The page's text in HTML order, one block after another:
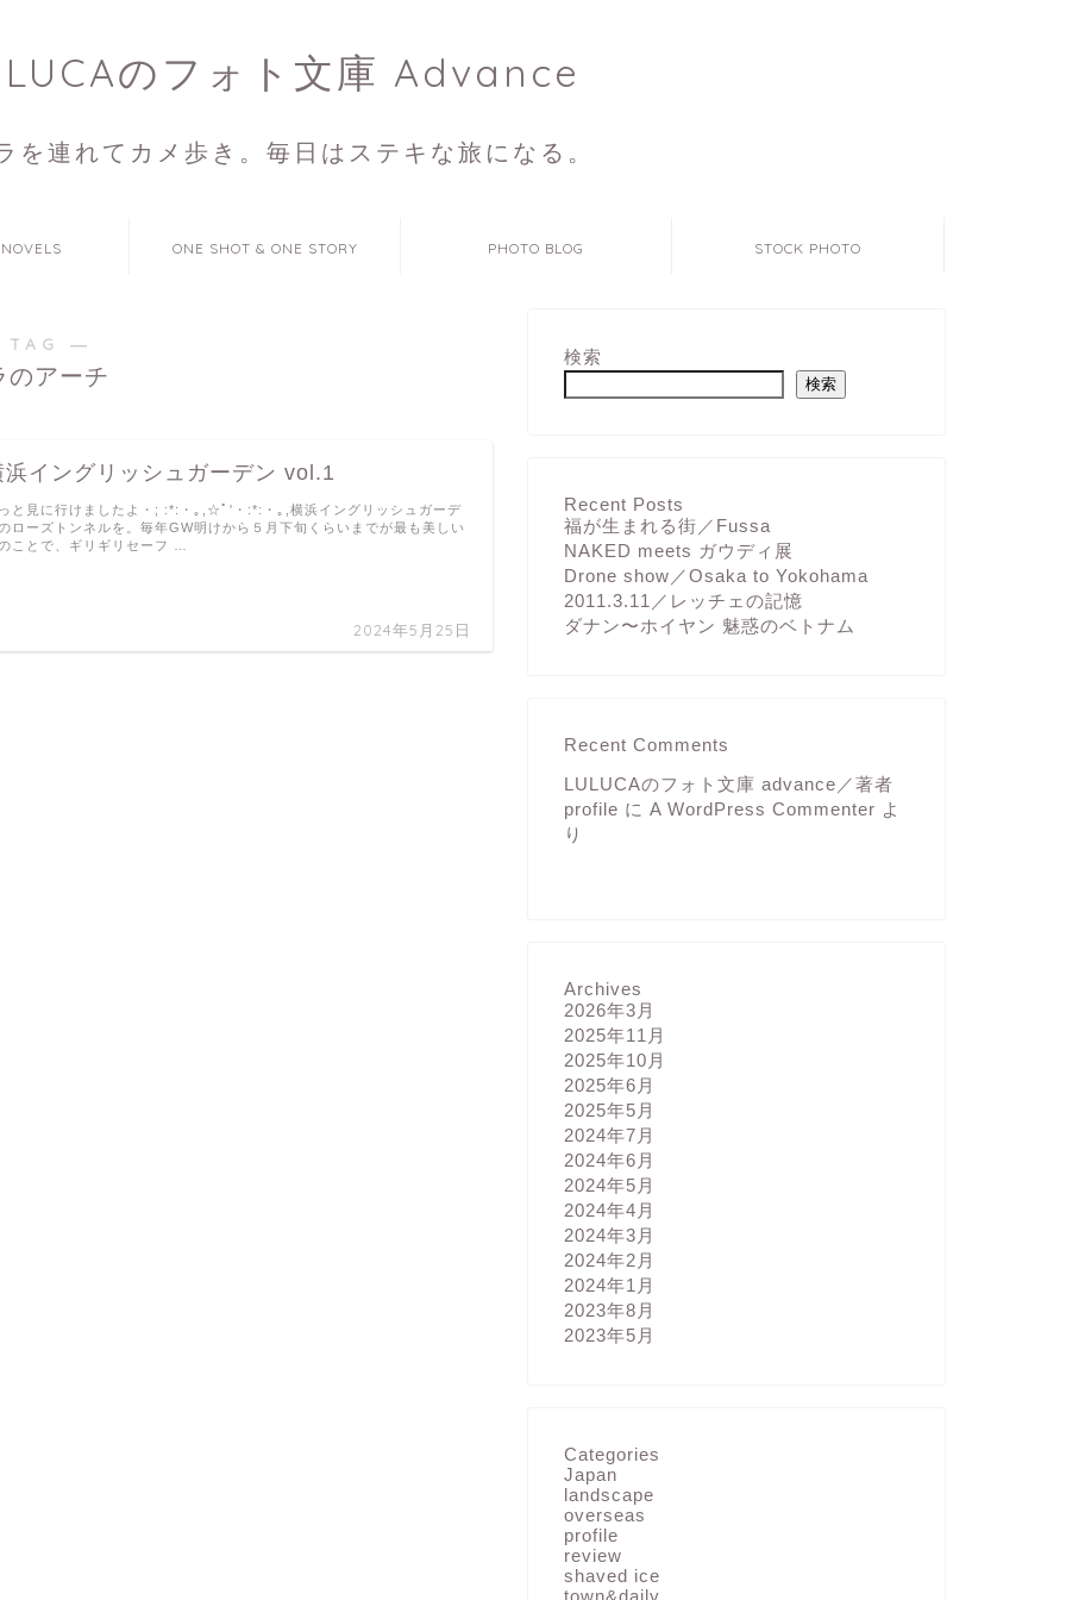
のフォト文庫 Advance
を連れてカメ歩き。毎日はステキな旅になる。
ONE SHOT & ONE STORY PHOTO BLOG STOCK PHOTO
―
のアーチ
浜イングリッシュガーデン vol.1
2024年5月25日
と見に行けましたよ・; :*:・｡,☆ﾟ'・:*:・｡,横浜イングリッシュガーデ
ローズトンネルを。毎年GW明けから５月下旬くらいまでが最も美しい
ことで、ギリギリセーフ …
検索
検索
Recent Posts
福が生まれる街／Fussa
NAKED meets ガウディ展
Drone show／Osaka to Yokohama
2011.3.11／レッチェの記憶
ダナン〜ホイヤン 魅惑のベトナム
Recent Comments
LULUCAのフォト文庫 advance／著者
profile に A WordPress Commenter よ
り
Archives
2026年3月
2025年11月
2025年10月
2025年6月
2025年5月
2024年7月
2024年6月
2024年5月
2024年4月
2024年3月
2024年2月
2024年1月
2023年8月
2023年5月
Categories
Japan
landscape
overseas
profile
review
shaved ice